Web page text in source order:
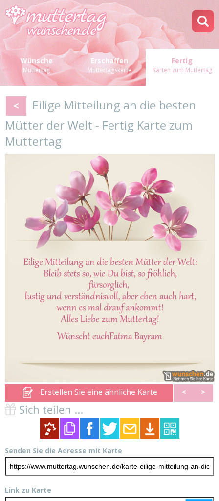
Wünsche
Muttertag
Erschaffen
Muttertagskarte
Fertig
Karten zum Muttertag
<
Eilige Mitteilung an die besten
Mütter der Welt - Fertig Karte zum
Muttertag
Erstellen Sie eine ähnliche Karte < >
Sich teilen ...
Senden Sie die Adresse mit Karte
Link zu Karte